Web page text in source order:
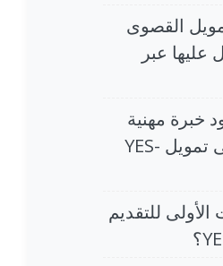
القصوى
عبر
خبرة مهنية
سابقة للتقديم على تمويل YES-
للتقديم